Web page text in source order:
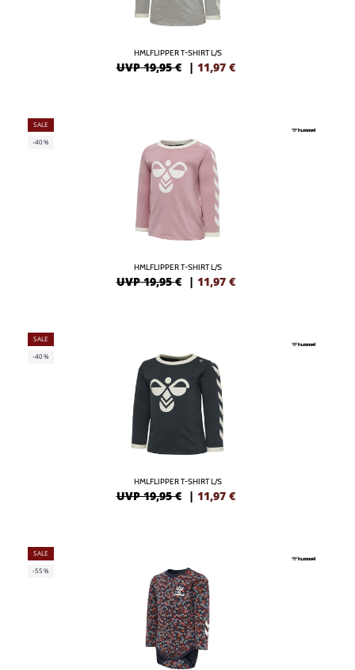
HMLFLIPPER T-SHIRT L/S
UVP 19,95 € | 11,97 €
SALE
-40%
HMLFLIPPER T-SHIRT L/S
UVP 19,95 € | 11,97 €
SALE
-40%
HMLFLIPPER T-SHIRT L/S
UVP 19,95 € | 11,97 €
SALE
-55%